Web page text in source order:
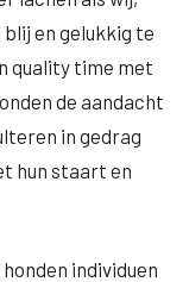
blij en gelukkig te
quality time met
de aandacht
in gedrag
hun staart en
individuen